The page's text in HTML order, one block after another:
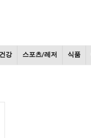
강 스포츠/레저 식품